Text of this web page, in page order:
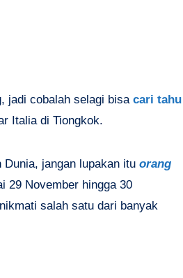
jadi cobalah selagi bisa cari tahu
Italia di Tiongkok.
jangan lupakan itu orang
29 November hingga 30
salah satu dari banyak